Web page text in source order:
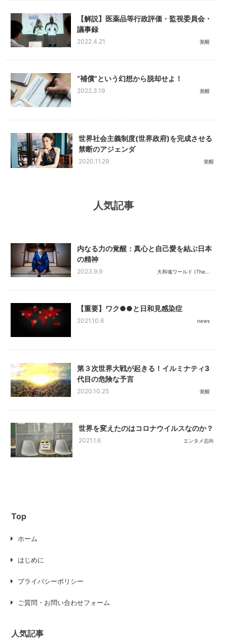
【解説】医薬品等行政評価・監視委員会・
議事録
2022.4.21 覚醒
“補償”という幻想から脱却せよ！
2022.3.19 覚醒
世界社会主義制度(世界政府)を完成させる
禁断のアジェンダ
2020.11.29 覚醒
人気記事
内なる力の覚醒：真心と自己愛を結ぶ日本
の精神
2023.9.9 大和魂ワールド (The...
【重要】ワク●●と日和見感染症
2021.10.6 news
第３次世界大戦が起きる！イルミナティ3
代目の危険な予言
2020.10.25 覚醒
世界を変えたのはコロナウイルスなのか？
2021.1.6 エンタメ志向
Top
ホーム
はじめに
プライバシーポリシー
ご質問・お問い合わせフォーム
人気記事